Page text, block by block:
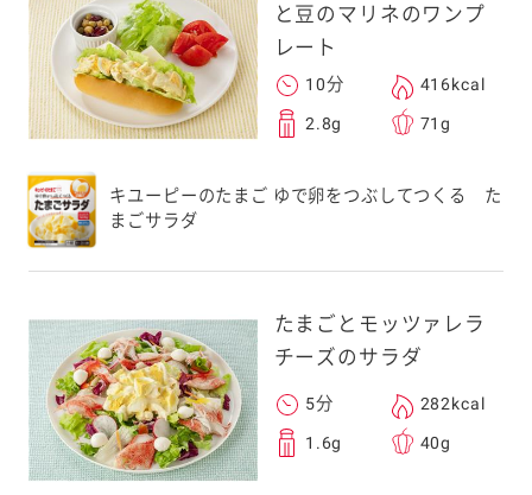
と豆のマリネのワンプ
レート
10分 416kcal
2.8g 71g
キユーピーのたまご ゆで卵をつぶしてつくる た
まごサラダ
たまごとモッツァレラ
チーズのサラダ
5分 282kcal
1.6g 40g